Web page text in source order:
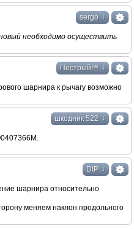
sergo ↓
необходимо осуществить
Пёстрый™ ↓
шaрнирa к рычагу возможно
шкодник 522 ↓
DIP ↓
шарнира относительно
меняем нaклoн прoдoльнoгo